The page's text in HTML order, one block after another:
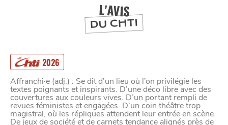
L'AVIS
DU CHTI
2026
Affranchi·e (adj.) : Se dit d’un lieu où l’on privilégie les
textes poignants et inspirants. D’une déco libre avec des
couvertures aux couleurs vives. D’un portant rempli de
revues féministes et engagées. D’un coin théâtre trop
magistral, où les répliques attendent leur entrée en scène.
De jeux de société et de carnets tendance alignés près de